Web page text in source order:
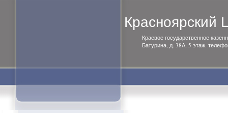
Красноярский
Краевое государственное
Батурина, д. 38А, 5 этаж.